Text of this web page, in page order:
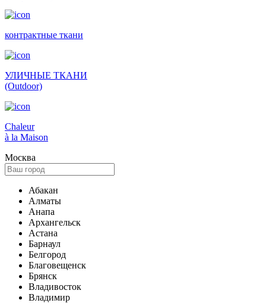
контрактные ткани
УЛИЧНЫЕ ТКАНИ
(Outdoor)
Сhaleur
à la Maison
Москва
Абакан
Алматы
Анапа
Архангельск
Астана
Барнаул
Белгород
Благовещенск
Брянск
Владивосток
Владимир